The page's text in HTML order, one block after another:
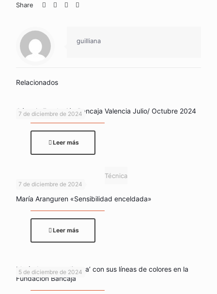
Share
guilliana
Relacionados
7 de diciembre de 2024
Génesis Fundación Bancaja Valencia Julio/ Octubre 2024
Leer más
Técnica
7 de diciembre de 2024
María Aranguren «Sensibilidad enceldada»
Leer más
5 de diciembre de 2024
María Aranguren ‘juega’ con sus líneas de colores en la
Fundación Bancaja